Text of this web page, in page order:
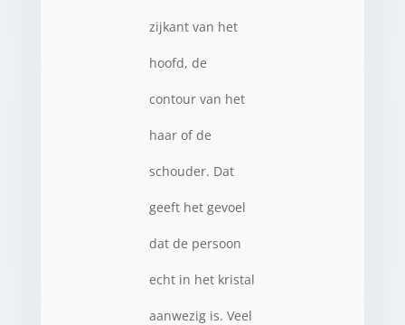
zijkant van het
hoofd, de
contour van het
haar of de
schouder. Dat
geeft het gevoel
dat de persoon
echt in het kristal
aanwezig is. Veel